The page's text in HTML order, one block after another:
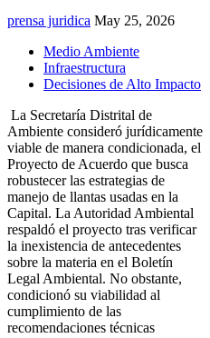
prensa juridica May 25, 2026
Medio Ambiente
Infraestructura
Decisiones de Alto Impacto
La Secretaría Distrital de
Ambiente consideró jurídicamente
viable de manera condicionada, el
Proyecto de Acuerdo que busca
robustecer las estrategias de
manejo de llantas usadas en la
Capital. La Autoridad Ambiental
respaldó el proyecto tras verificar
la inexistencia de antecedentes
sobre la materia en el Boletín
Legal Ambiental. No obstante,
condicionó su viabilidad al
cumplimiento de las
recomendaciones técnicas